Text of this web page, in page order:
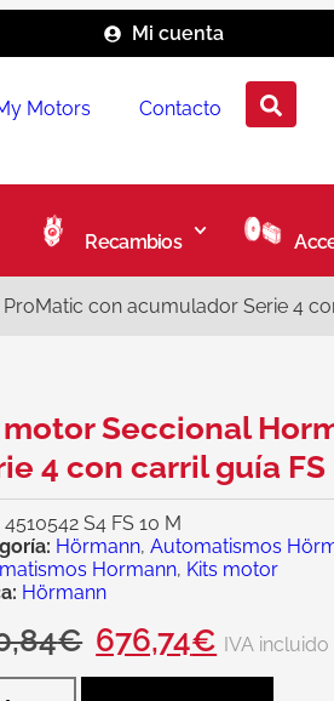
Mi cuenta
Motors Contacto
Recambios
con acumulador Serie 4
Seccional
4 con carril guía FS
4510542 S4 FS 10 M
Hörmann,Automatismos
Hormann, Kits motor
Hörmann
€ 676,74€ IVA incluido